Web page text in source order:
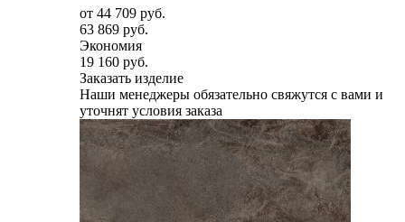
от 44 709 руб.
63 869 руб.
Экономия
19 160 руб.
Заказать изделие
Наши менеджеры обязательно свяжутся с вами и
уточнят условия заказа